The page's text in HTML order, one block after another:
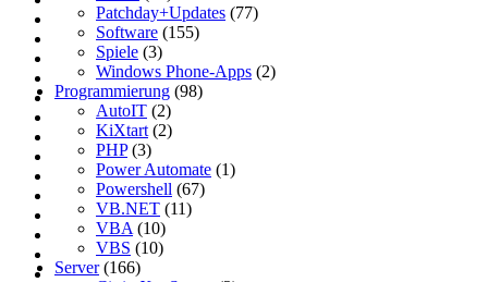
Patchday+Updates (77)
Software (155)
Spiele (3)
Windows Phone-Apps (2)
Programmierung (98)
AutoIT (2)
KiXtart (2)
PHP(3)
Power Automate (1)
Powershell (67)
VB.NET (11)
VBA (10)
VBS (10)
Server(166)